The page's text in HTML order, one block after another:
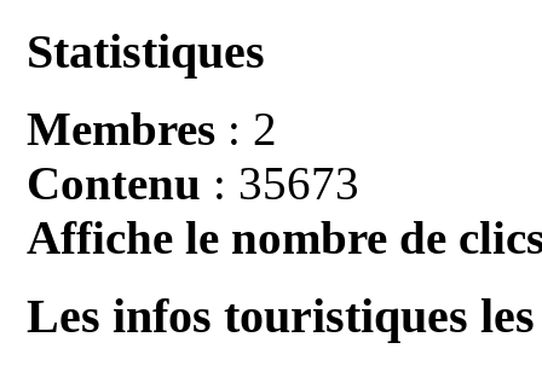
Statistiques
Membres : 2
Contenu : 35673
Affiche le nombre de
Les infos touristiques